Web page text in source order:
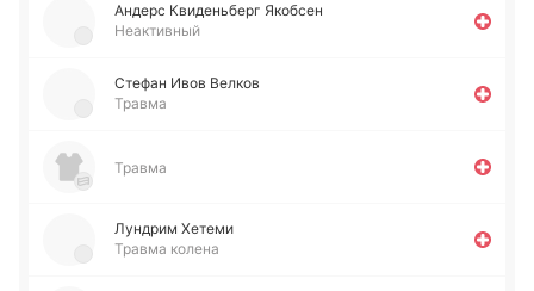
Андерс Кви­де­ньберг Яко­бсен
Неактивный
Стефан Ивов Велков
Травма
Травма
Лу­ндрим Хетеми
Травма колена